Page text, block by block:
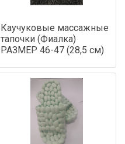
Каучуковые массажные
тапочки (Фиалка)
РАЗМЕР 46-47 (28,5 см)